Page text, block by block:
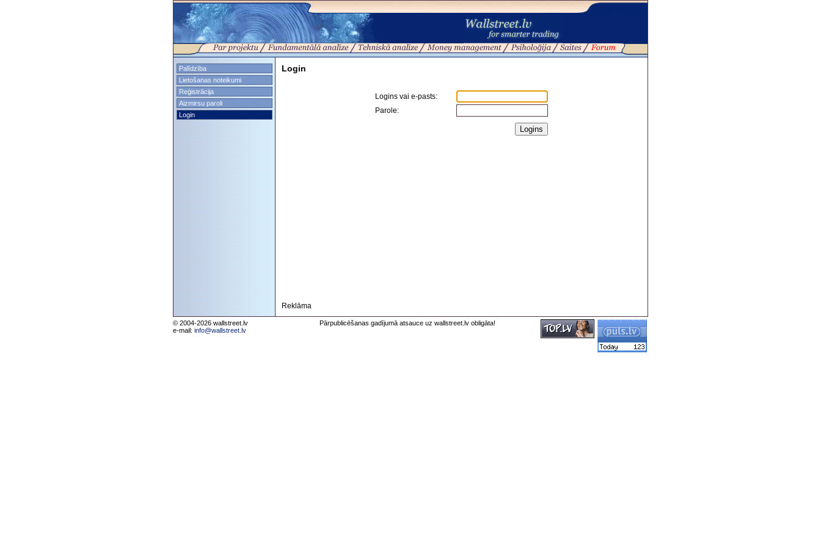
Palīdzība
Lietošanas noteikumi
Reģistrācija
Aizmirsu paroli
Login
Login
Logins vai e-pasts:
Parole:
Reklāma
© 2004-2026 wallstreet.lv
e-mail: info@wallstreet.lv
Pārpublicēšanas gadījumā atsauce uz wallstreet.lv obligāta!